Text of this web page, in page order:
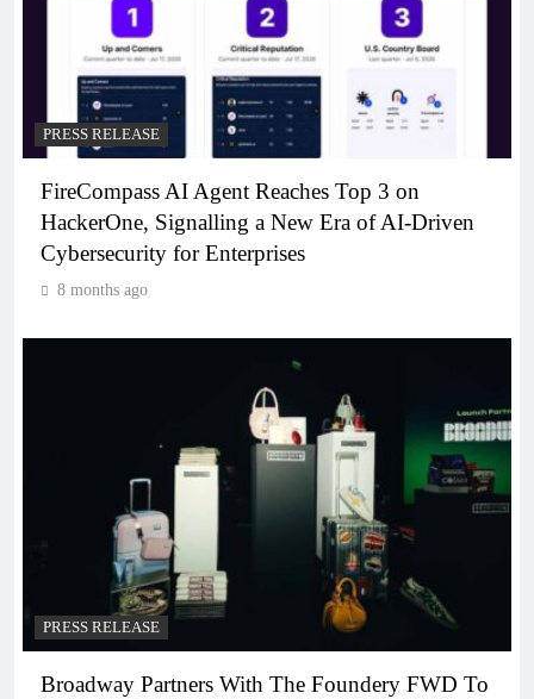
PRESS RELEASE
FireCompass AI Agent Reaches Top 3 on
HackerOne, Signalling a New Era of AI-Driven
Cybersecurity for Enterprises
8 months ago
PRESS RELEASE
Broadway Partners With The Foundery FWD To